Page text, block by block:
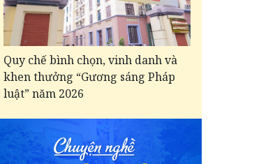
Quy chế bình chọn, vinh danh và
khen thưởng “Gương sáng Pháp
luật” năm 2026